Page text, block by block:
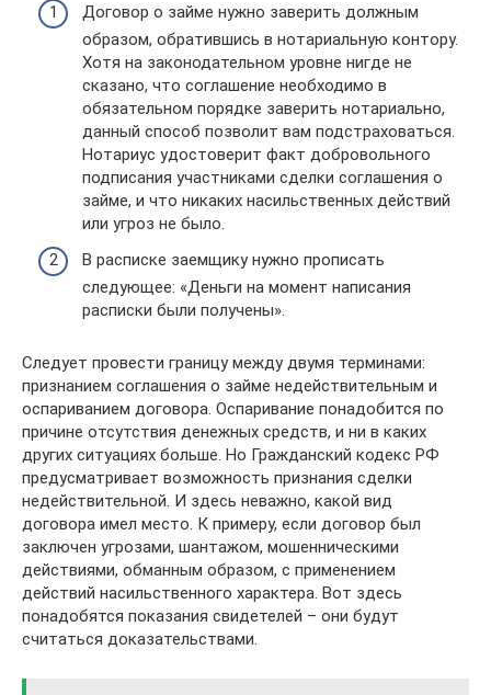
Договор о займе нужно заверить должным
образом, обратившись в нотариальную контору.
Хотя на законодательном уровне нигде не
сказано, что соглашение необходимо в
обязательном порядке заверить нотариально,
данный способ позволит вам подстраховаться.
Нотариус удостоверит факт добровольного
подписания участниками сделки соглашения о
займе, и что никаких насильственных действий
или угроз не было.
В расписке заемщику нужно прописать
следующее: «Деньги на момент написания
расписки были получены».
Следует провести границу между двумя терминами:
признанием соглашения о займе недействительным и
оспариванием договора. Оспаривание понадобится по
причине отсутствия денежных средств, и ни в каких
других ситуациях больше. Но Гражданский кодекс РФ
предусматривает возможность признания сделки
недействительной. И здесь неважно, какой вид
договора имел место. К примеру, если договор был
заключен угрозами, шантажом, мошенническими
действиями, обманным образом, с применением
действий насильственного характера. Вот здесь
понадобятся показания свидетелей – они будут
считаться доказательствами.